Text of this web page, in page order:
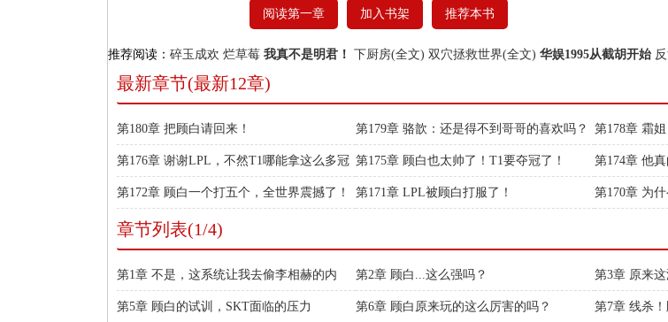
阅读第一章 加入书架 推荐本书
推荐阅读： 碎玉成欢 烂草莓 我真不是明君！ 下厨房(全文) 双穴拯救世界(全文) 华娱1995从截胡开始
最新章节(最新12章)
第180章 把顾白请回来！ 第179章 骆歆：还是得不到哥哥的喜欢吗？ 第178章 霜
第176章 谢谢LPL，不然T1哪能拿这么多冠
军啊？
第175章 顾白也太帅了！T1要夺冠了！ 第174章 他
第172章 顾白一个打五个，全世界震撼了！ 第171章 LPL被顾白打服了！ 第170章 为
章节列表(1/4)
第1章 不是，这系统让我去偷李相赫的内
裤？
第2章 顾白...这么强吗？ 第3章 原来
第5章 顾白的试训，SKT面临的压力 第6章 顾白原来玩的这么厉害的吗？ 第7章 线杀！